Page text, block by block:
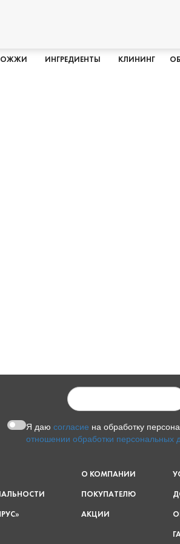
ИНГРЕДИЕНТЫ КЛИНИНГ
Я даюсогласие на обработку
отношении обработки персональных
О КОМПАНИИ
ПОКУПАТЕЛЮ
АКЦИИ